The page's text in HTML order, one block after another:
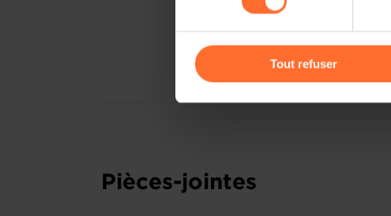
gauche de chaque page.
Tout refuser
Pièces-jointes